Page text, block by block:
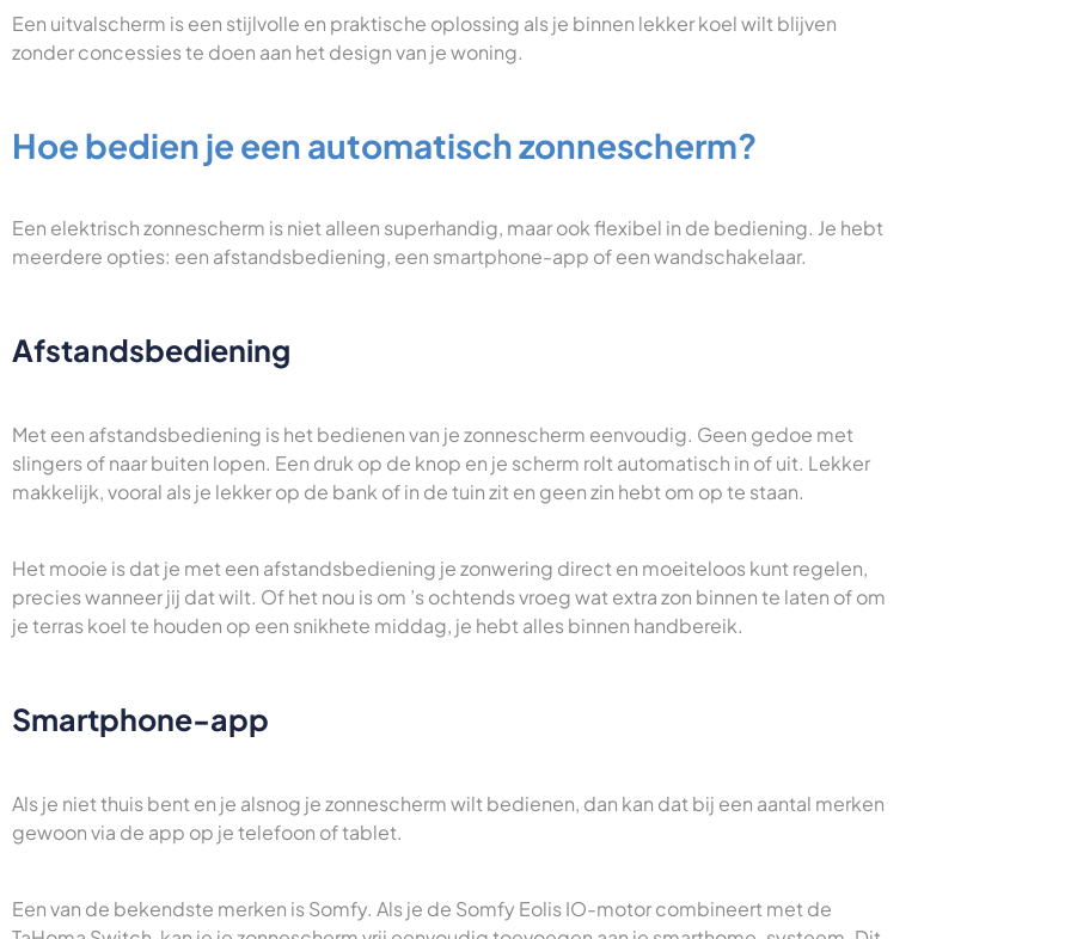
Een uitvalscherm is een stijlvolle en praktische oplossing als je binnen lekker koel wilt blijven
zonder concessies te doen aan het design van je woning.
Hoe bedien je een automatisch zonnescherm?
Een elektrisch zonnescherm is niet alleen superhandig, maar ook flexibel in de bediening. Je hebt
meerdere opties: een afstandsbediening, een smartphone-app of een wandschakelaar.
Afstandsbediening
Met een afstandsbediening is het bedienen van je zonnescherm eenvoudig. Geen gedoe met
slingers of naar buiten lopen. Een druk op de knop en je scherm rolt automatisch in of uit. Lekker
makkelijk, vooral als je lekker op de bank of in de tuin zit en geen zin hebt om op te staan.
Het mooie is dat je met een afstandsbediening je zonwering direct en moeiteloos kunt regelen,
precies wanneer jij dat wilt. Of het nou is om ’s ochtends vroeg wat extra zon binnen te laten of om
je terras koel te houden op een snikhete middag, je hebt alles binnen handbereik.
Smartphone-app
Als je niet thuis bent en je alsnog je zonnescherm wilt bedienen, dan kan dat bij een aantal merken
gewoon via de app op je telefoon of tablet.
Een van de bekendste merken is Somfy. Als je de Somfy Eolis IO-motor combineert met de